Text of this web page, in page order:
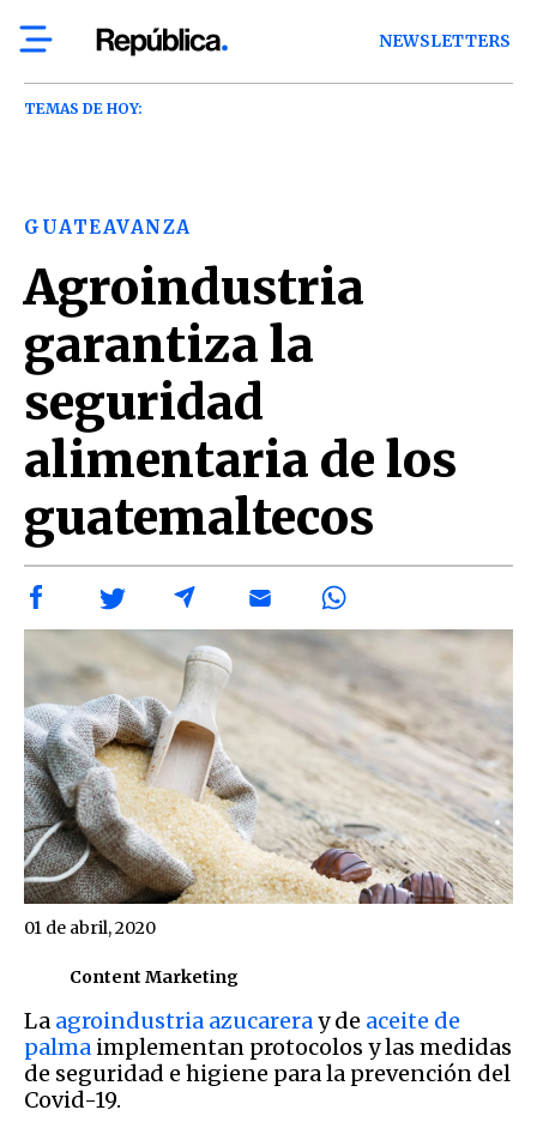
NEWSLETTERS
TEMAS DE HOY:
GUATEAVANZA
Agroindustria
garantiza la
seguridad
alimentaria de los
guatemaltecos
Content Marketing
01 de abril, 2020
La agroindustria azucareray de aceite de
palma implementan protocolos y las medidas
de seguridad e higiene para la prevención del
Covid-19.